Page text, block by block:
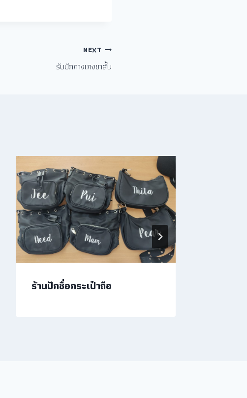
NEXT
รับปักกางเกงขาสั้น
ร้านปักชื่อกระเป๋าถือ